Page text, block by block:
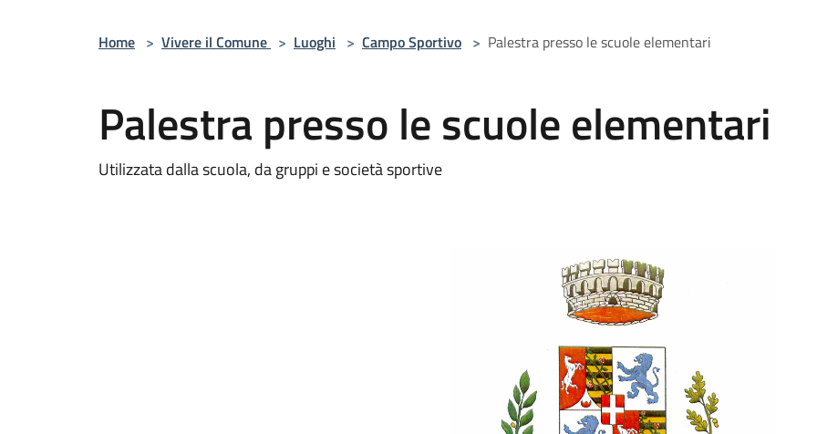
Home > Vivere il Comune > Luoghi > Campo Sportivo > Palestra presso le scuole elementari
Palestra presso le scuole elementari
Utilizzata dalla scuola, da gruppi e società sportive